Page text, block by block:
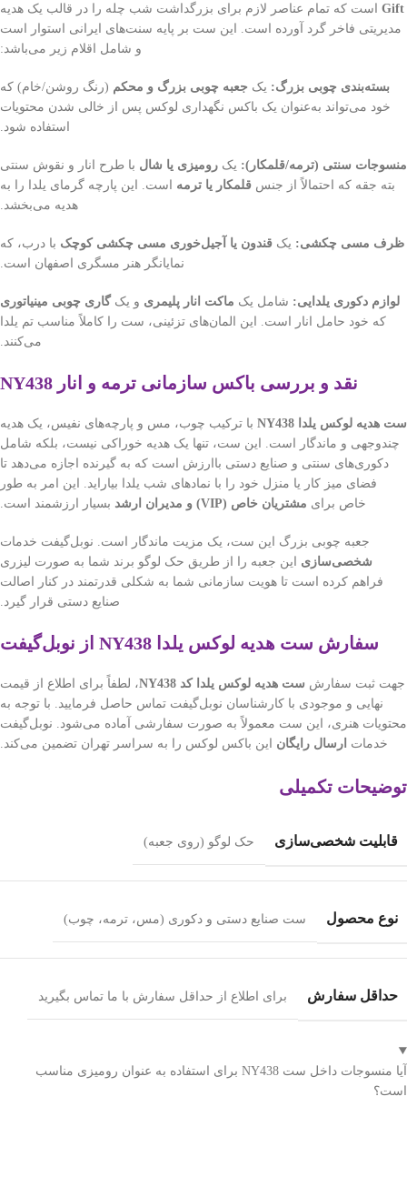
Gift است که تمام عناصر لازم برای بزرگداشت شب چله را در قالب یک هدیه
مدیریتی فاخر گرد آورده است. این ست بر پایه سنت‌های ایرانی استوار است
و شامل اقلام زیر می‌باشد:
بسته‌بندی چوبی بزرگ: یک جعبه چوبی بزرگ و محکم (رنگ روشن/خام) که
خود می‌تواند به‌عنوان یک باکس نگهداری لوکس پس از خالی شدن محتویات
استفاده شود.
منسوجات سنتی (ترمه/قلمکار): یک رومیزی یا شال با طرح انار و نقوش سنتی
بته جقه که احتمالاً از جنس قلمکار یا ترمه است. این پارچه گرمای یلدا را به
هدیه می‌بخشد.
ظرف مسی چکشی: یک قندون یا آجیل‌خوری مسی چکشی کوچک با درب، که
نمایانگر هنر مسگری اصفهان است.
لوازم دکوری یلدایی: شامل یک ماکت انار پلیمری و یک گاری چوبی مینیاتوری
که خود حامل انار است. این المان‌های تزئینی، ست را کاملاً مناسب تم یلدا
می‌کنند.
نقد و بررسی باکس سازمانی ترمه و انار NY438
ست هدیه لوکس یلدا NY438
با ترکیب چوب، مس و پارچه‌های نفیس، یک هدیه
چندوجهی و ماندگار است. این ست، تنها یک هدیه خوراکی نیست، بلکه شامل
دکوری‌های سنتی و صنایع دستی باارزش است که به گیرنده اجازه می‌دهد تا
فضای میز کار یا منزل خود را با نمادهای شب یلدا بیاراید. این امر به طور
خاص برای مشتریان خاص (VIP) و مدیران ارشد بسیار ارزشمند است.
جعبه چوبی بزرگ این ست، یک مزیت ماندگار است. نوبل‌گیفت خدمات
شخصی‌سازی این جعبه را از طریق حک لوگو برند شما به صورت لیزری
فراهم کرده است تا هویت سازمانی شما به شکلی قدرتمند در کنار اصالت
صنایع دستی قرار گیرد.
سفارش ست هدیه لوکس یلدا NY438 از نوبل‌گیفت
جهت ثبت سفارش ست هدیه لوکس یلدا کد NY438
، لطفاً برای اطلاع از قیمت
نهایی و موجودی با کارشناسان نوبل‌گیفت تماس حاصل فرمایید. با توجه به
محتویات هنری، این ست معمولاً به صورت سفارشی آماده می‌شود. نوبل‌گیفت
خدمات ارسال رایگان این باکس لوکس را به سراسر تهران تضمین می‌کند.
توضیحات تکمیلی
قابلیت شخصی‌سازی حک لوگو (روی جعبه)
نوع محصول ست صنایع دستی و دکوری (مس، ترمه، چوب)
حداقل سفارش برای اطلاع از حداقل سفارش با ما تماس بگیرید
آیا منسوجات داخل ست NY438 برای استفاده به عنوان رومیزی مناسب
است؟